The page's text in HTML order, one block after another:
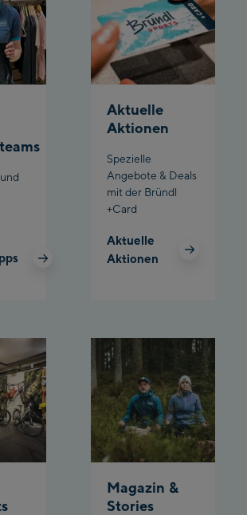
Aktuelle
Aktionen
Spezielle
Angebote & Deals
mit der Bründl
+Card
Aktuelle
Aktionen
Magazin &
Stories